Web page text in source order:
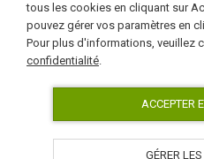
NOUS SUIVRE
tous les cookies en cliquant sur
pouvez gérer vos paramètres en
Pour plus d'informations, veuillez
confidentialité.
ACCEPTER
GÉRER